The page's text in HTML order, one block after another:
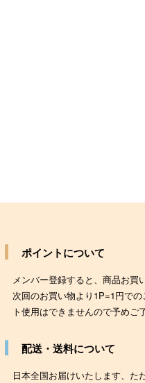
ポイントについて
メンバー登録すると、商品お
次回のお買い物より1P=1円で
ト使用はできませんので予めご
配送・送料について
日本全国お届けいたします、た